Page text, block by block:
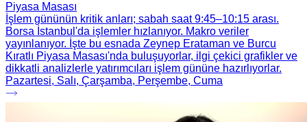
Piyasa Masası
İşlem gününün kritik anları; sabah saat 9:45–10:15 arası.
Borsa İstanbul'da işlemler hızlanıyor. Makro veriler
yayınlanıyor. İşte bu esnada Zeynep Erataman ve Burcu
Kıratlı Piyasa Masası'nda buluşuyorlar, ilgi çekici grafikler ve
dikkatli analizlerle yatırımcıları işlem gününe hazırlıyorlar.
Pazartesi, Salı, Çarşamba, Perşembe, Cuma